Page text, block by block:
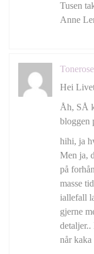
Tusen
Anne
Tonerose
Hei
Åh, SÅ
bloggen
hihi, ja
Men ja,
på
masse
iallefall
gjerne
detaljer..
når